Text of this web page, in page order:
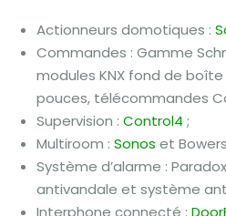
Actionneurs domotiques :
Commandes : Gamme
modules KNX fond de boîte
pouces, télécommandes
Supervision : Control4 ;
Multiroom : Sonos et
Système d’alarme :
antivandale et système
Interphone connecté :